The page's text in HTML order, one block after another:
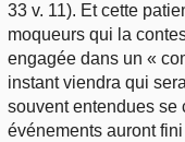
33 v. 11). Et cette
moqueurs qui la
engagée dans un «
instant viendra qui
souvent entendues se
événements auront